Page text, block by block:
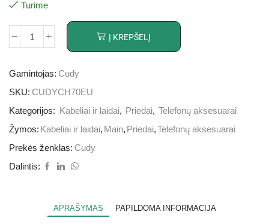
Turime
Į KREPŠELĮ
Gamintojas: Cudy
SKU: CUDYCH70EU
Kategorijos:
Kabeliai ir laidai, Priedai, Telefonų aksesuarai
Žymos: Kabeliai ir laidai, Main, Priedai,Telefonų aksesuarai
Prekės ženklas: Cudy
Dalintis:
APRAŠYMAS PAPILDOMA INFORMACIJA